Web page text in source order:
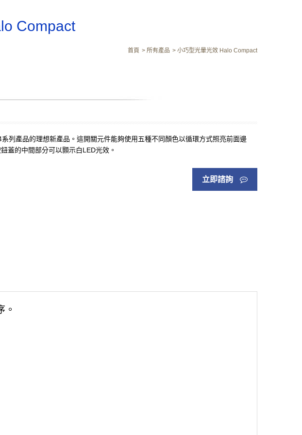
Compact
首頁 所有產品 小巧型光暈光效 Halo Compact
列產品的理想新產品。這開關元件能夠使用五種不同顏色以循環方式照亮前面邊
蓋的中間部分可以顥示白LED光效。
立即諮詢
。